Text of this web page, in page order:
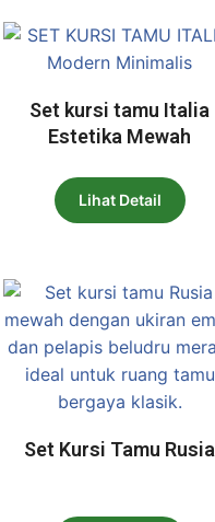
Set kursi tamu Italia
Estetika Mewah
Lihat Detail
Set Kursi Tamu Rusia